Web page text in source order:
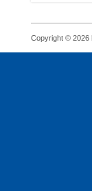
Copyright © 2026